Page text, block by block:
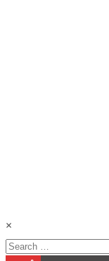
×
Search